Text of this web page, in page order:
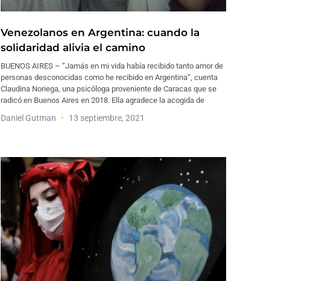
Venezolanos en Argentina: cuando la
solidaridad alivia el camino
BUENOS AIRES – “Jamás en mi vida había recibido tanto amor de
personas desconocidas como he recibido en Argentina”, cuenta
Claudina Noriega, una psicóloga proveniente de Caracas que se
radicó en Buenos Aires en 2018. Ella agradece la acogida de
Daniel Gutman 13 septiembre, 2021